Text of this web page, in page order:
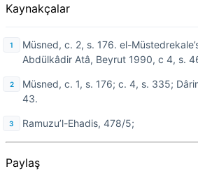
Kaynakçalar
Müsned, c. 2, s. 176. el-
Abdülkâdir Atâ, Beyrut 1990, c 4, s.
Müsned, c. 1, s. 176; c. 4, s. 335;
43.
Ramuzu’l-Ehadis, 478/5;
Paylaş